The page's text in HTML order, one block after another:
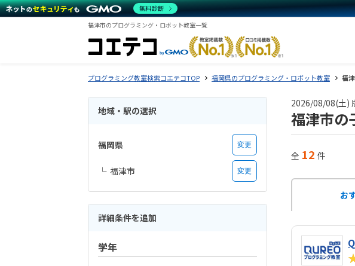
福津市のプログラミング・ロボット教室一覧
プログラミング教室検索コエテコTOP 福岡県のプログラミング・ロボット教室 福
地域・駅の選択
福岡県 変更
福津市 変更
詳細条件を追加
学年
2026/08/08(土)
福津市の
全 12 件
お
無料診断